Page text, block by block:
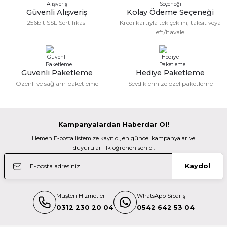
Bu ürüne benzer farklı alternatifler olmalı.
Fatma KILIÇ | 28/02/2026
M... N... | 02/01/2026
Deneyimini Paylaş
36.799,00 TL
Viltrox AF 56mm F1.7 Air Nikon Z Mount APS-C Lens
Viltrox
Viltrox AF 56mm F1.7 Air Sony E Mount APS-C Lens
10.999,00 TL
TÜKENDİ
Viltrox
Güvenli Alışveriş
256bit SSL Sertifikası
Kolay Ödeme Seçeneği
Kredi kartıyla tek çekim, taksit veya
eft/havale
Güvenli Paketleme
Özenli ve sağlam paketleme
Hediye Paketleme
Sevdiklerinize özel paketleme
Kampanyalardan Haberdar Ol!
Hemen E-posta listemize kayıt ol, en güncel kampanyalar ve
duyuruları ilk öğrenen sen ol.
Kaydol
Müşteri Hizmetleri
0312 230 20 04
WhatsApp Sipariş
0542 642 53 04